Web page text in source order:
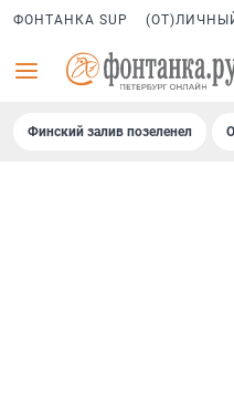
ФОНТАНКА SUP
Финский залив позеленел